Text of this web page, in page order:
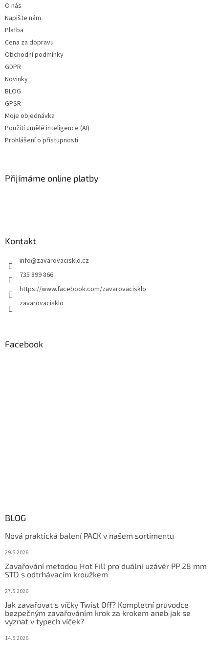
O nás
Napište nám
Platba
Cena za dopravu
Obchodní podmínky
GDPR
Novinky
BLOG
GPSR
Moje objednávka
Použití umělé inteligence (AI)
Prohlášení o přístupnosti
Přijímáme online platby
Kontakt
info@zavarovacisklo.cz
735 899 866
https://www.facebook.com/zavarovacisklo
zavarovacisklo
Facebook
BLOG
Nová praktická balení PACK v našem sortimentu
29.5.2026
Zavařování metodou Hot Fill pro duální uzávěr PP 28 mm
STD s odtrhávacím kroužkem
27.5.2026
Jak zavařovat s víčky Twist Off? Kompletní průvodce
bezpečným zavařováním krok za krokem aneb jak se
vyznat v typech víček?
14.5.2026